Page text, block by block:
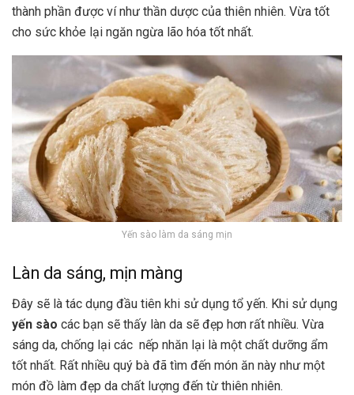
thành phần được ví như thần dược của thiên nhiên. Vừa tốt
cho sức khỏe lại ngăn ngừa lão hóa tốt nhất.
Yến sào làm da sáng mịn
Làn da sáng, mịn màng
Đây sẽ là tác dụng đầu tiên khi sử dụng tổ yến. Khi sử dụng
yến sào các bạn sẽ thấy làn da sẽ đẹp hơn rất nhiều. Vừa
sáng da, chống lại các nếp nhăn lại là một chất dưỡng ẩm
tốt nhất. Rất nhiều quý bà đã tìm đến món ăn này như một
món đồ làm đẹp da chất lượng đến từ thiên nhiên.